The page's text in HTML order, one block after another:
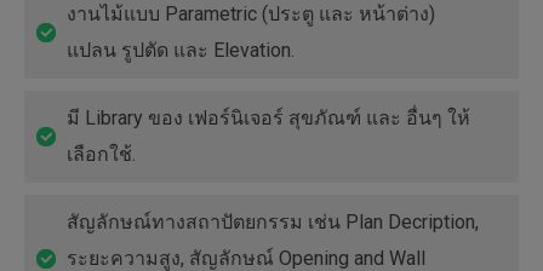
งานไม้แบบ Parametric (ประตู และ หน้าต่าง)
แปลน รูปตัด และ Elevation.
มี Library ของ เฟอร์นิเจอร์ สุขภัณฑ์ และ อื่นๆ ให้
เลือกใช้.
สัญลักษณ์ทางสถาปัตยกรรม เช่น Plan Decription,
ระยะความสูง, สัญลักษณ์ Opening and Wall